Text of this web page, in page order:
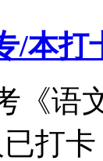
/本打
《语
已打卡